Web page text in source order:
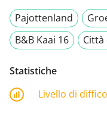
Pajottenland
B&B Kaai 16
Città
Statistiche
Livello di